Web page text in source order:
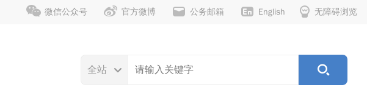
无障碍浏览
English
公务邮箱
官方微博
微信公众号
全站